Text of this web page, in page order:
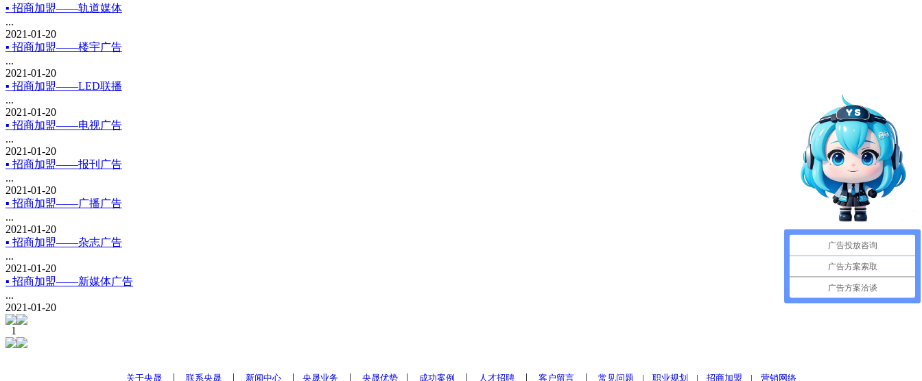
▪ 招商加盟——轨道媒体
...
2021-01-20
▪ 招商加盟——楼宇广告
...
2021-01-20
▪ 招商加盟——LED联播
...
2021-01-20
▪ 招商加盟——电视广告
...
2021-01-20
▪ 招商加盟——报刊广告
...
2021-01-20
▪ 招商加盟——广播广告
...
2021-01-20
▪ 招商加盟——杂志广告
...
2021-01-20
▪ 招商加盟——新媒体广告
...
2021-01-20
1
关于央晟| 联系央晟| 新闻中心| 央晟业务| 央晟优势| 成功案例 | 人才招聘| 客户留言| 常见问题 | 职业规划 | 招商加盟 | 营销网络
广告投放咨询
广告方案索取
广告方案洽谈